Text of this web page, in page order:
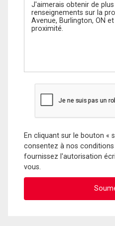
En cliquant sur le bouton «
consentez à nos
fournissez l'autorisation
vous.